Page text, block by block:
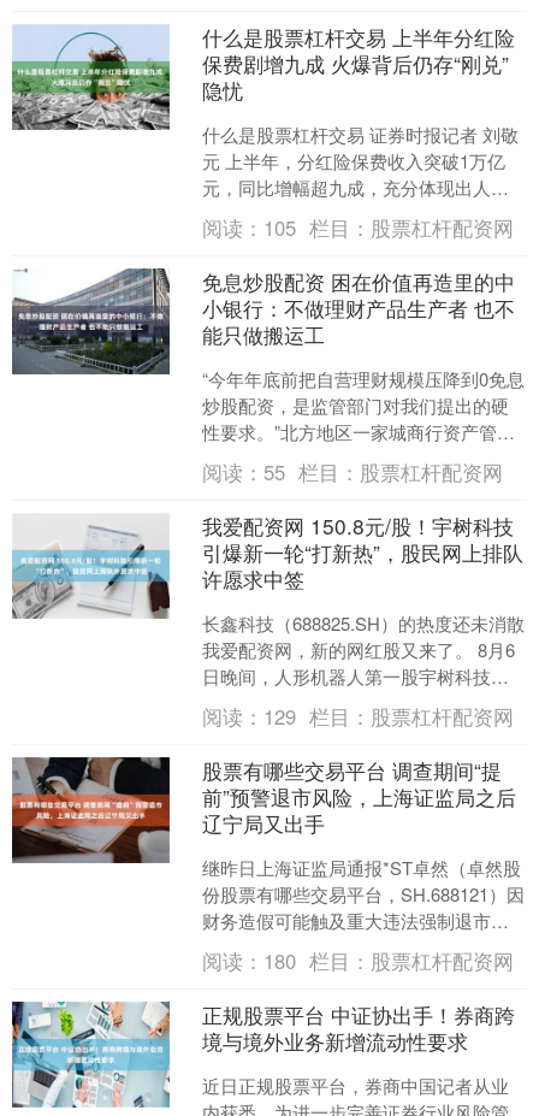
什么是股票杠杆交易 上半年分红险
保费剧增九成 火爆背后仍存“刚兑”
隐忧
什么是股票杠杆交易 证券时报记者 刘敬
元 上半年，分红险保费收入突破1万亿
元，同比增幅超九成，充分体现出人身
险公司向分红险转型的力度。 证券时报
记者了解到，寿险....
阅读： 105 栏目： 股票杠杆配资网
免息炒股配资 困在价值再造里的中
小银行：不做理财产品生产者 也不
能只做搬运工
“今年年底前把自营理财规模压降到0免息
炒股配资，是监管部门对我们提出的硬
性要求。”北方地区一家城商行资产管理
部负责人向中国证券报记者表示，“截至
目前，我行自营理....
阅读： 55 栏目： 股票杠杆配资网
我爱配资网 150.8元/股！宇树科技
引爆新一轮“打新热”，股民网上排队
许愿求中签
长鑫科技（688825.SH）的热度还未消散
我爱配资网，新的网红股又来了。 8月6
日晚间，人形机器人第一股宇树科技确
定发行价为150.8元/股，对应发行市盈率
2....
阅读： 129 栏目： 股票杠杆配资网
股票有哪些交易平台 调查期间“提
前”预警退市风险，上海证监局之后
辽宁局又出手
继昨日上海证监局通报*ST卓然（卓然股
份股票有哪些交易平台，SH.688121）因
财务造假可能触及重大违法强制退市之
后，辽宁证监局今日（8月6日）又对*ST
萃华....
阅读： 180 栏目： 股票杠杆配资网
正规股票平台 中证协出手！券商跨
境与境外业务新增流动性要求
近日正规股票平台，券商中国记者从业